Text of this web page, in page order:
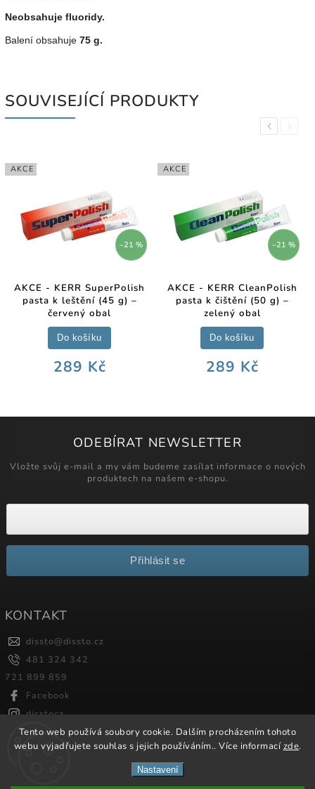
Tento web používá soubory cookie. Dalším procházením tohoto
webu vyjadřujete souhlas s jejich používáním.. Více informacízde.
Nastavení
Neobsahuje fluoridy.
Balení obsahuje 75 g.
SOUVISEJÍCÍ PRODUKTY
Previous
AKCE
–21 %
AKCE - KERR SuperPolish
pasta k leštění (45 g) –
červený obal
289 Kč
Do košíku
AKCE
–21 %
AKCE - KERR CleanPolish
pasta k čištění (50 g) –
zelený obal
289 Kč
Do košíku
Next
ODEBÍRAT NEWSLETTER
Vložte svůj e-mail a my vám budeme zasílat informace o nových
produktech na našem e-shopu.
Přihlásit se
KONTAKT
dissto@dissto.cz
481 324 342
721 899 859
Facebook
disstocz
Shoptet| Design